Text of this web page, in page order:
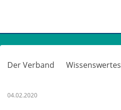
Der Verband Wissenswertes
04.02.2020